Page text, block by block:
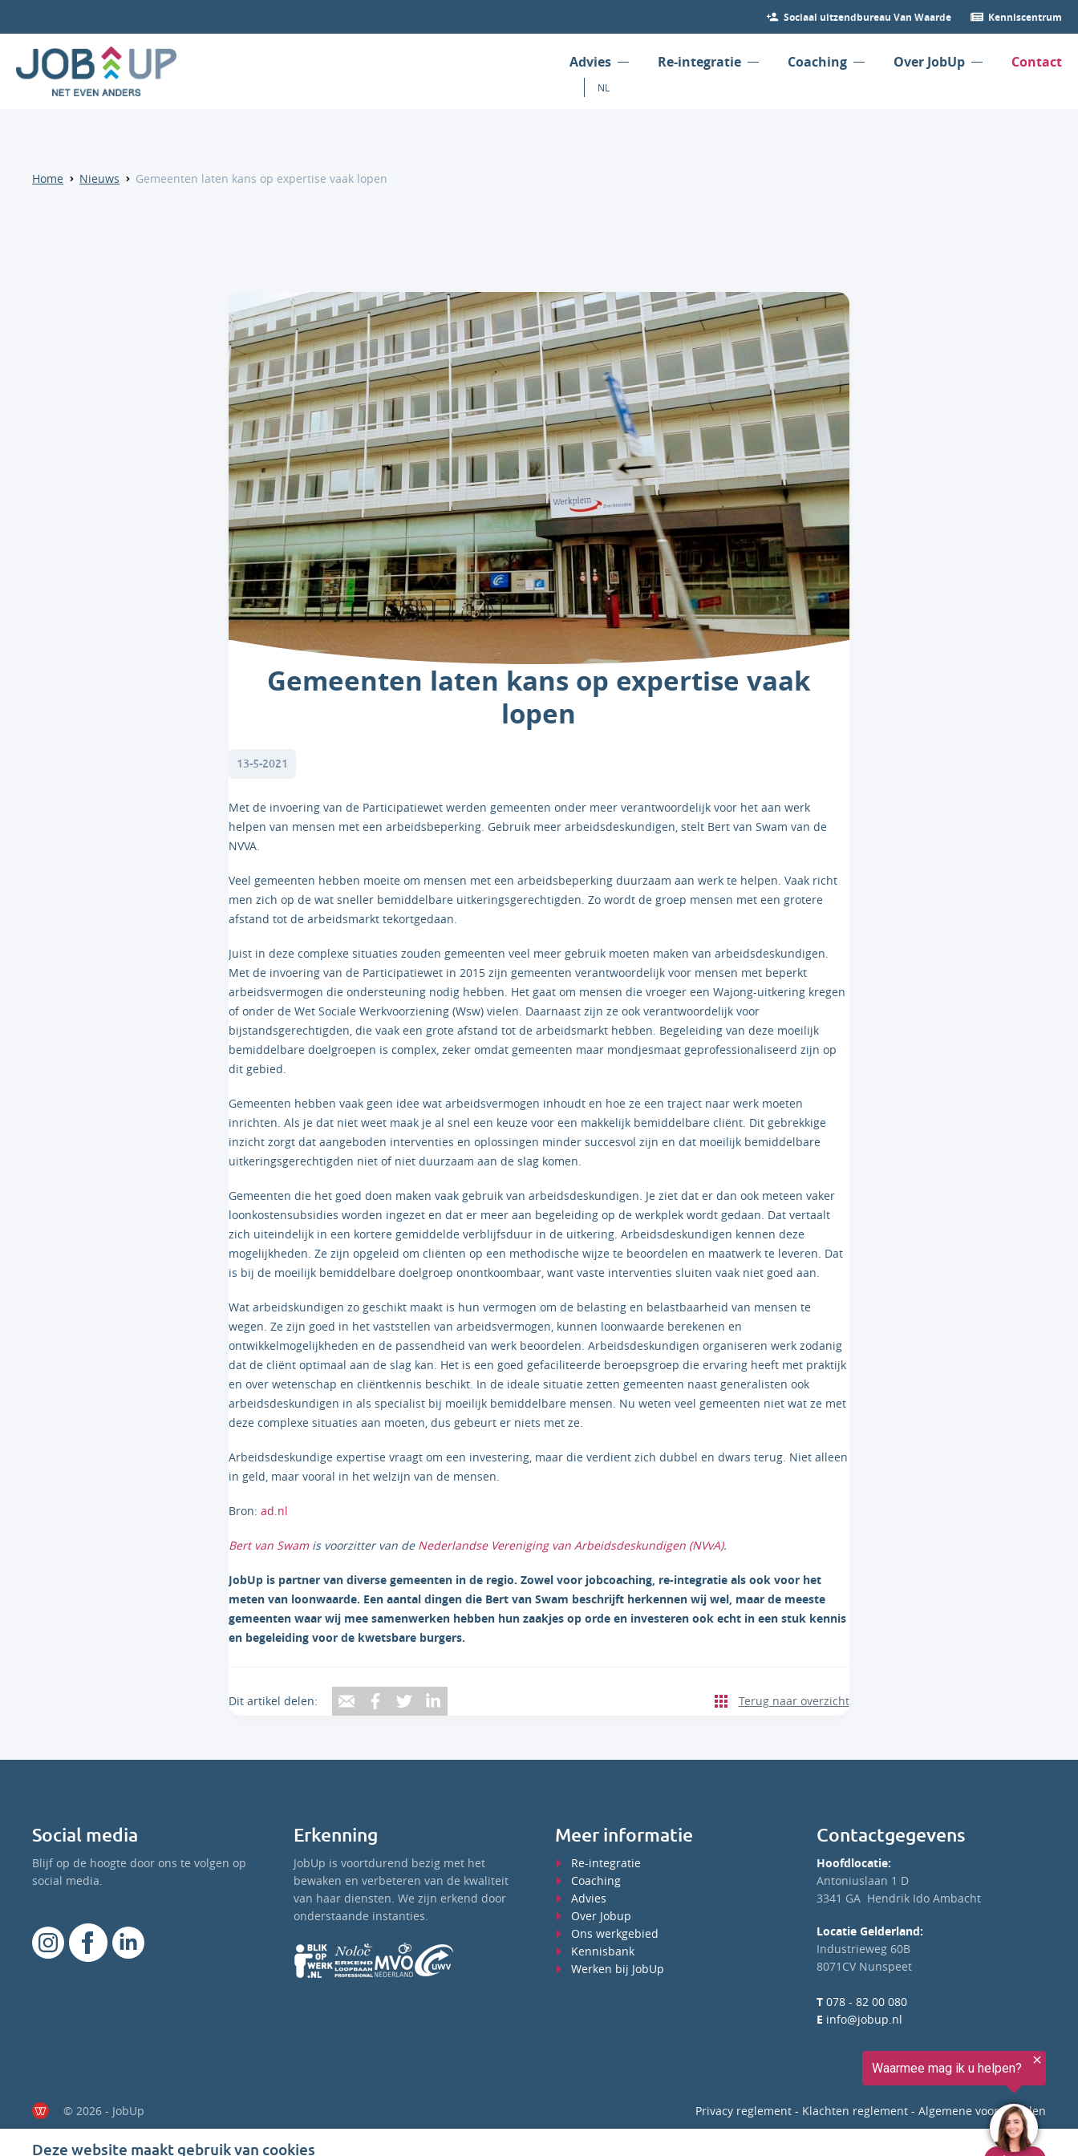
Sociaal uitzendbureau Van Waarde Kenniscentrum
Advies Re-integratie Coaching Over JobUp Contact
NL
Home Nieuws Gemeenten laten kans op expertise vaak lopen
Gemeenten laten kans op expertise vaak
lopen
13-5-2021
Met de invoering van de Participatiewet werden gemeenten onder meer verantwoordelijk voor het aan werk
helpen van mensen met een arbeidsbeperking. Gebruik meer arbeidsdeskundigen, stelt Bert van Swam van de
NVVA.
Veel gemeenten hebben moeite om mensen met een arbeidsbeperking duurzaam aan werk te helpen. Vaak richt
men zich op de wat sneller bemiddelbare uitkeringsgerechtigden. Zo wordt de groep mensen met een grotere
afstand tot de arbeidsmarkt tekortgedaan.
Juist in deze complexe situaties zouden gemeenten veel meer gebruik moeten maken van arbeidsdeskundigen.
Met de invoering van de Participatiewet in 2015 zijn gemeenten verantwoordelijk voor mensen met beperkt
arbeidsvermogen die ondersteuning nodig hebben. Het gaat om mensen die vroeger een Wajong-uitkering kregen
of onder de Wet Sociale Werkvoorziening (Wsw) vielen. Daarnaast zijn ze ook verantwoordelijk voor
bijstandsgerechtigden, die vaak een grote afstand tot de arbeidsmarkt hebben. Begeleiding van deze moeilijk
bemiddelbare doelgroepen is complex, zeker omdat gemeenten maar mondjesmaat geprofessionaliseerd zijn op
dit gebied.
Gemeenten hebben vaak geen idee wat arbeidsvermogen inhoudt en hoe ze een traject naar werk moeten
inrichten. Als je dat niet weet maak je al snel een keuze voor een makkelijk bemiddelbare cliënt. Dit gebrekkige
inzicht zorgt dat aangeboden interventies en oplossingen minder succesvol zijn en dat moeilijk bemiddelbare
uitkeringsgerechtigden niet of niet duurzaam aan de slag komen.
Gemeenten die het goed doen maken vaak gebruik van arbeidsdeskundigen. Je ziet dat er dan ook meteen vaker
loonkostensubsidies worden ingezet en dat er meer aan begeleiding op de werkplek wordt gedaan. Dat vertaalt
zich uiteindelijk in een kortere gemiddelde verblijfsduur in de uitkering. Arbeidsdeskundigen kennen deze
mogelijkheden. Ze zijn opgeleid om cliënten op een methodische wijze te beoordelen en maatwerk te leveren. Dat
is bij de moeilijk bemiddelbare doelgroep onontkoombaar, want vaste interventies sluiten vaak niet goed aan.
Wat arbeidskundigen zo geschikt maakt is hun vermogen om de belasting en belastbaarheid van mensen te
wegen. Ze zijn goed in het vaststellen van arbeidsvermogen, kunnen loonwaarde berekenen en
ontwikkelmogelijkheden en de passendheid van werk beoordelen. Arbeidsdeskundigen organiseren werk zodanig
dat de cliënt optimaal aan de slag kan. Het is een goed gefaciliteerde beroepsgroep die ervaring heeft met praktijk
en over wetenschap en cliëntkennis beschikt. In de ideale situatie zetten gemeenten naast generalisten ook
arbeidsdeskundigen in als specialist bij moeilijk bemiddelbare mensen. Nu weten veel gemeenten niet wat ze met
deze complexe situaties aan moeten, dus gebeurt er niets met ze.
Arbeidsdeskundige expertise vraagt om een investering, maar die verdient zich dubbel en dwars terug. Niet alleen
in geld, maar vooral in het welzijn van de mensen.
Bron:ad.nl
Bert van Swamis voorzitter van de Nederlandse Vereniging van Arbeidsdeskundigen (NVvA).
JobUp is partner van diverse gemeenten in de regio. Zowel voor jobcoaching, re-integratie als ook voor het
meten van loonwaarde. Een aantal dingen die Bert van Swam beschrijft herkennen wij wel, maar de meeste
gemeenten waar wij mee samenwerken hebben hun zaakjes op orde en investeren ook echt in een stuk kennis
en begeleiding voor de kwetsbare burgers.
Dit artikel delen: Terug naar overzicht
Social media
Blijf op de hoogte door ons te volgen op
social media.
Erkenning
JobUp is voortdurend bezig met het
bewaken en verbeteren van de kwaliteit
van haar diensten. We zijn erkend door
onderstaande instanties.
Meer informatie
Re-integratie
Coaching
Advies
Over Jobup
Ons werkgebied
Kennisbank
Werken bij JobUp
Contactgegevens
Hoofdlocatie:
Antoniuslaan 1 D
3341 GA Hendrik Ido Ambacht
Locatie Gelderland:
Industrieweg 60B
8071CV Nunspeet
T 078 - 82 00 080
E info@jobup.nl
© 2026 - JobUp Privacy reglement - Klachten reglement - Algemene voorwaarden
Deze website maakt gebruik van cookies